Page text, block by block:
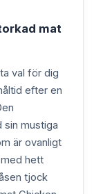
mat
val för dig
efter en
mustiga
är ovanligt
hett
tjock